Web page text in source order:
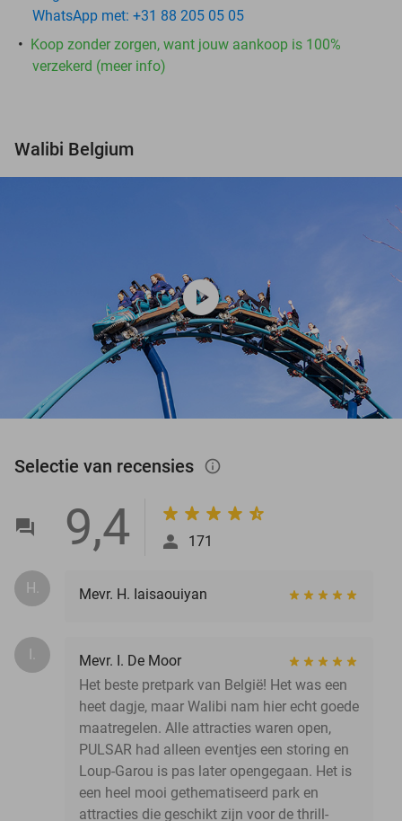
WhatsApp met: +31 88 205 05 05
Koop zonder zorgen, want jouw aankoop is 100%
verzekerd (meer info)
Walibi Belgium
play_circle
Selectie van recensies info_outlined
9,4 171
H. Mevr. H. Iaisaouiyan
I.
Mevr. I. De Moor
Het beste pretpark van België! Het was een
heet dagje, maar Walibi nam hier echt goede
maatregelen. Alle attracties waren open,
PULSAR had alleen eventjes een storing en
Loup-Garou is pas later opengegaan. Het is
een heel mooi gethematiseerd park en
attracties die geschikt zijn voor de thrill-